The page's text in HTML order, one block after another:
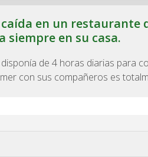
en un restaurante
en su casa.
de 4 horas diarias para
con sus compañeros es